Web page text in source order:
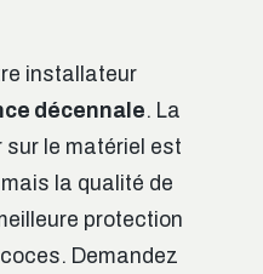
installateur
décennale. La
le matériel est
la qualité de
protection
Demandez